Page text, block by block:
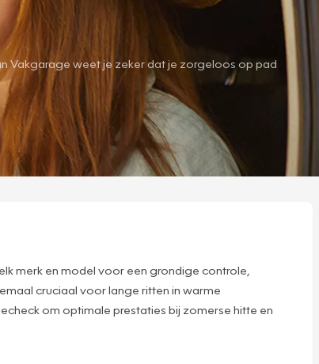
Vakgarage weet je zeker dat je zorgeloos op pad
merk en model voor een grondige controle,
cruciaal voor lange ritten in warme
om optimale prestaties bij zomerse hitte en